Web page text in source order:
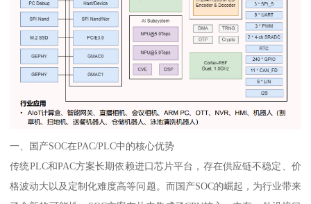
一、国产SOC在PAC/PLC中的核心优势
传统PLC和PAC方案长期依赖进口芯片平台，存在供应链不稳定、价
格波动大以及定制化难度高等问题。而国产SOC的崛起，为行业带来